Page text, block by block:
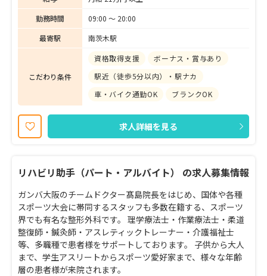
勤務時間
09:00 〜 20:00
最寄駅
南茨木駅
こだわり条件
資格取得支援
ボーナス・賞与あり
駅近（徒歩5分以内）・駅ナカ
車・バイク通勤OK
ブランクOK
求人詳細を見る
リハビリ助手（パート・アルバイト） の求人募集情報
ガンバ大阪のチームドクター髙島院長をはじめ、国体や各種
スポーツ大会に帯同するスタッフも多数在籍する、スポーツ
界でも有名な整形外科です。 理学療法士・作業療法士・柔道
整復師・鍼灸師・アスレティックトレーナー・介護福祉士
等、多職種で患者様をサポートしております。 子供から大人
まで、学生アスリートからスポーツ愛好家まで、様々な年齢
層の患者様が来院されます。